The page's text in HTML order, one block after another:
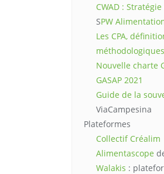
CWAD :
SPW
Les CPA,
méthodologiques
Nouvelle charte
GASAP 2021
Guide de la
ViaCampesina
Plateformes
Collectif Créalim
Alimentascope
Walakis :